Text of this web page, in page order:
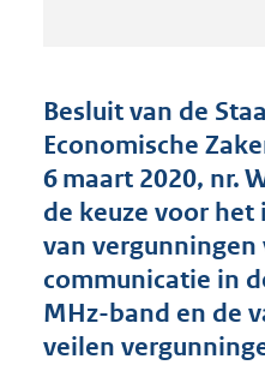
Besluit van de
Economische
6 maart 2020, nr.
de keuze voor
van
communicatie in
MHz-band en de
veilen